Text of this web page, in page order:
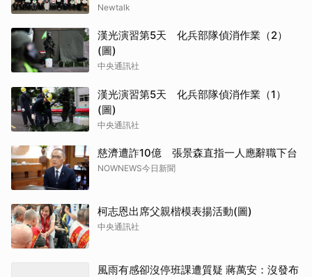
Newtalk
漢光演習第5天 化兵部隊偵消作業（2）
(圖)
中央通訊社
漢光演習第5天 化兵部隊偵消作業（1）
(圖)
中央通訊社
慈濟遭詐10億 張景森直指一人應辭職下台
NOWNEWS今日新聞
柯志恩出席父親楷模表揚活動(圖)
中央通訊社
風雨有感卻沒停班課遭質疑 蔣萬安：沒發布